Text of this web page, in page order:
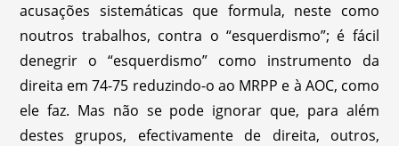
acusações sistemáticas que formula, neste como
noutros trabalhos, contra o “esquerdismo”; é fácil
denegrir o “esquerdismo” como instrumento da
direita em 74-75 reduzindo-o ao MRPP e à AOC, como
ele faz. Mas não se pode ignorar que, para além
destes grupos, efectivamente de direita, outros,